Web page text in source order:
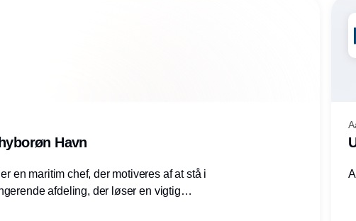
Havn
en maritim chef, der motiveres af at stå i
afdeling, der løser en vigtig